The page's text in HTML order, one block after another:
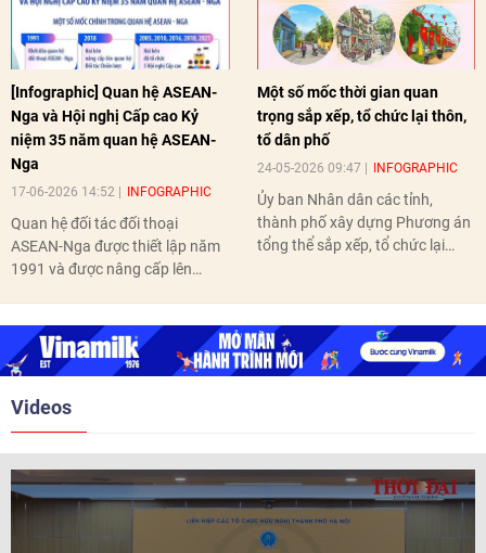
[Infographic] Quan hệ ASEAN-
Nga và Hội nghị Cấp cao Kỷ
niệm 35 năm quan hệ ASEAN-
Nga
17-06-2026 14:52 INFOGRAPHIC
Quan hệ đối tác đối thoại
ASEAN-Nga được thiết lập năm
1991 và được nâng cấp lên
nghị Cấp cao vào các năm 2005,
2010, 2016, 2018, 2021.
Một số mốc thời gian quan
trọng sắp xếp, tổ chức lại thôn,
tổ dân phố
24-05-2026 09:47 INFOGRAPHIC
Ủy ban Nhân dân các tỉnh,
thành phố xây dựng Phương án
tổng thể sắp xếp, tổ chức lại
Videos